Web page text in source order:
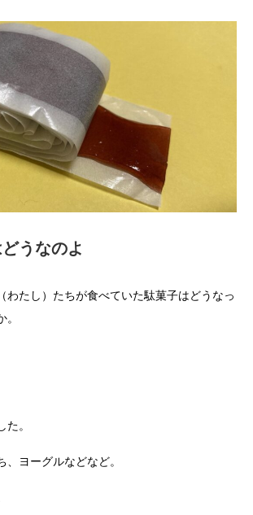
うなのよ
わたし）たちが食べていた駄菓子はどうなっ
。
、ヨーグルなどなど。